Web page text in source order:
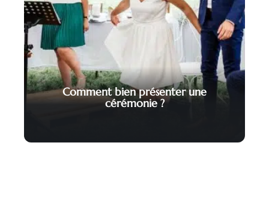
Comment bien présenter une
cérémonie ?